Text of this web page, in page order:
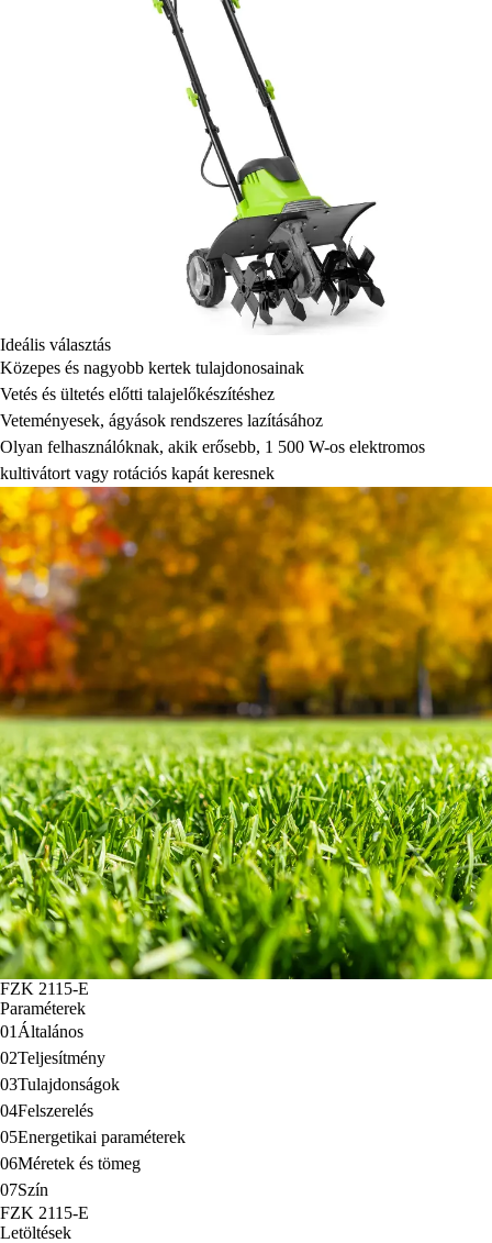
Ideális választás
Közepes és nagyobb kertek tulajdonosainak
Vetés és ültetés előtti talajelőkészítéshez
Veteményesek, ágyások rendszeres lazításához
Olyan felhasználóknak, akik erősebb, 1 500 W-os elektromos
kultivátort vagy rotációs kapát keresnek
FZK 2115-E
Paraméterek
01 Általános
02Teljesítmény
03Tulajdonságok
04Felszerelés
05Energetikai paraméterek
06Méretek és tömeg
07Szín
FZK 2115-E
Letöltések